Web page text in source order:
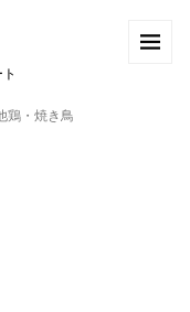
鶏・焼き鳥